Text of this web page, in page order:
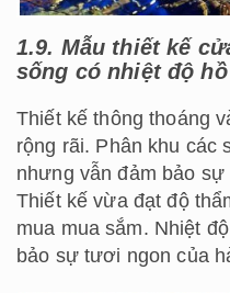
1.9. Mẫu thiết kế
sống có nhiệt độ
Thiết kế thông thoáng
rộng rãi. Phân khu các
nhưng vẫn đảm bảo
Thiết kế vừa đạt độ
mua mua sắm. Nhiệt
bảo sự tươi ngon của